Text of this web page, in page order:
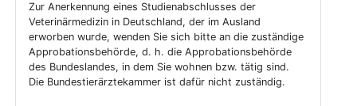
Zur Anerkennung eines Studienabschlusses der
Veterinärmedizin in Deutschland, der im Ausland
erworben wurde, wenden Sie sich bitte an die zuständige
Approbationsbehörde, d. h. die Approbationsbehörde
des Bundeslandes, in dem Sie wohnen bzw. tätig sind.
Die Bundestierärztekammer ist dafür nicht zuständig.